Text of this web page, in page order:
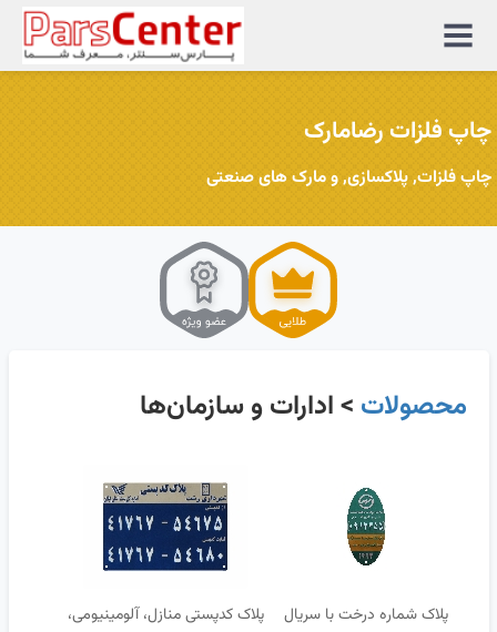
منوی
سایت
چاپ فلزات رضامارک
چاپ فلزات, پلاکسازی, و مارک های صنعتی
محصولات > ادارات و سازمان‌ها
پلاک شماره درخت با سریال
پلاک کدپستی منازل، آلومینیومی،